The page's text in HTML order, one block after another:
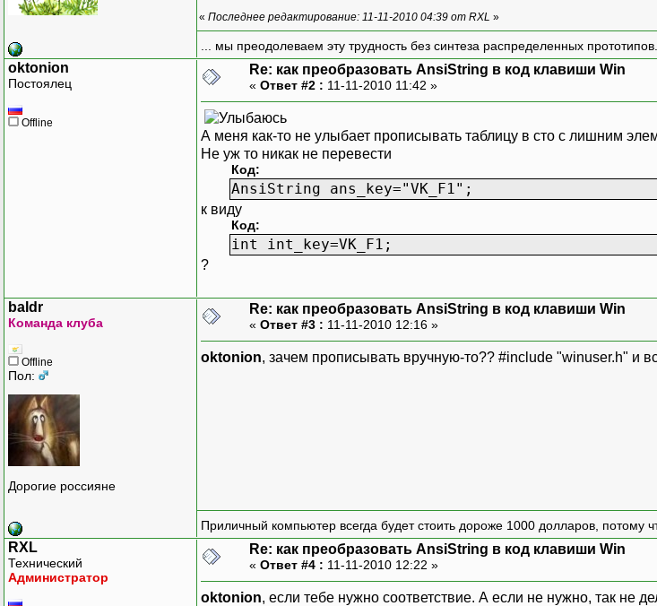
« Последнее редактирование: 11-11-2010 04:39 от RXL »
... мы преодолеваем эту трудность без синтеза распределенных
oktonion
Постоялец
Offline
Re: как преобразовать AnsiString в код клавиши Win
« Ответ #2 : 11-11-2010 11:42 »
А меня как-то не улыбает прописывать таблицу в сто с лишним
Не уж то никак не перевести
Код:
AnsiString ans_key="VK_F1";
к виду
Код:
int int_key=VK_F1;
?
baldr
Команда клуба
Offline
Пол:
Дорогие россияне
Re: как преобразовать AnsiString в код клавиши Win
« Ответ #3 : 11-11-2010 12:16 »
oktonion, зачем прописывать вручную-то?? #include "winuser.h" и
Приличный компьютер всегда будет стоить дороже 1000 долларов, потому
RXL
Технический
Администратор
Re: как преобразовать AnsiString в код клавиши Win
« Ответ #4 : 11-11-2010 12:22 »
oktonion, если тебе нужно соответствие. А если не нужно, так не